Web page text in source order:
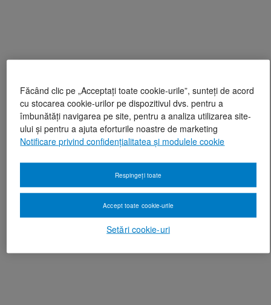
Făcând clic pe „Acceptați toate cookie-urile”, sunteți de acord
cu stocarea cookie-urilor pe dispozitivul dvs. pentru a
îmbunătăți navigarea pe site, pentru a analiza utilizarea site-
ului și pentru a ajuta eforturile noastre de marketing
Notificare privind confidențialitatea și modulele cookie
Setări cookie-uri
Respingeți toate
Accept toate cookie-urile